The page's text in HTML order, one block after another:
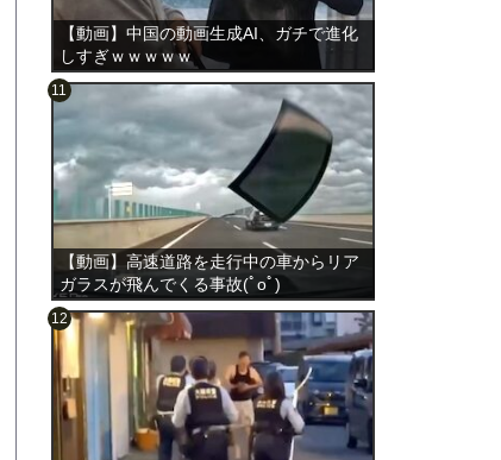
【動画】中国の動画生成AI、ガチで進化
しすぎｗｗｗｗｗ
【動画】高速道路を走行中の車からリア
ガラスが飛んでくる事故(ﾟoﾟ)